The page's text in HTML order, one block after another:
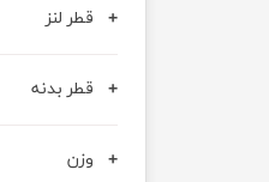
قطر لنز
قطر بدنه
وزن